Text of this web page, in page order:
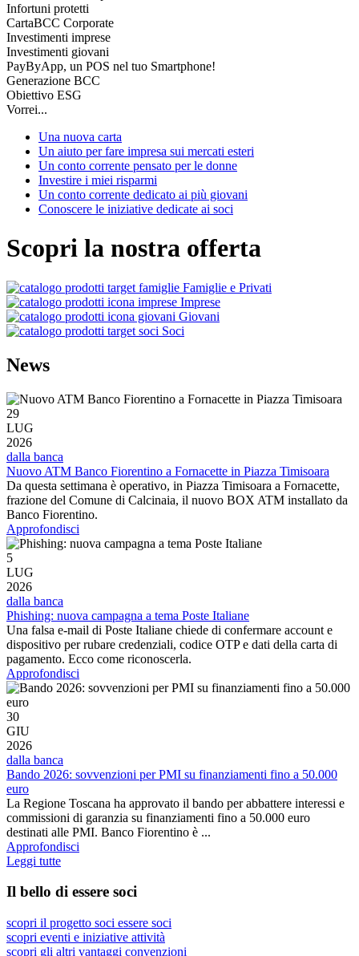
Infortuni protetti
CartaBCC Corporate
Investimenti imprese
Investimenti giovani
PayByApp, un POS nel tuo Smartphone!
Generazione BCC
Obiettivo ESG
Vorrei...
Una nuova carta
Un aiuto per fare impresa sui mercati esteri
Un conto corrente pensato per le donne
Investire i miei risparmi
Un conto corrente dedicato ai più giovani
Conoscere le iniziative dedicate ai soci
Scopri la nostra offerta
Famiglie e Privati
Imprese
Giovani
Soci
News
29
LUG
2026
dalla banca
Nuovo ATM Banco Fiorentino a Fornacette in Piazza Timisoara
Da questa settimana è operativo, in Piazza Timisoara a Fornacette,
frazione del Comune di Calcinaia, il nuovo BOX ATM installato da
Banco Fiorentino.
Approfondisci
5
LUG
2026
dalla banca
Phishing: nuova campagna a tema Poste Italiane
Una falsa e-mail di Poste Italiane chiede di confermare account e
dispositivo per rubare credenziali, codice OTP e dati della carta di
pagamento. Ecco come riconoscerla.
Approfondisci
30
GIU
2026
dalla banca
Bando 2026: sovvenzioni per PMI su finanziamenti fino a 50.000
euro
La Regione Toscana ha approvato il bando per abbattere interessi e
commissioni di garanzia su finanziamenti fino a 50.000 euro
destinati alle PMI. Banco Fiorentino è ...
Approfondisci
Leggi tutte
Il bello di essere soci
scopri il progetto soci essere soci
scopri eventi e iniziative attività
scopri gli altri vantaggi convenzioni